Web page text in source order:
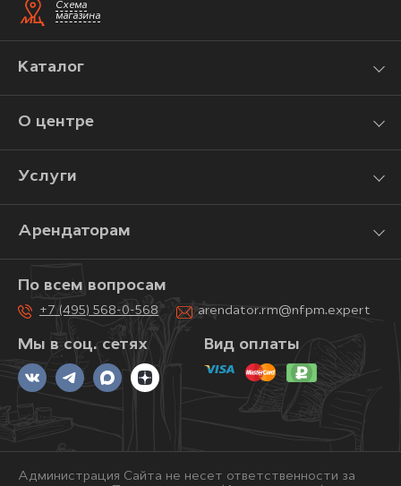
Схема
магазина
Каталог
О центре
Услуги
Арендаторам
Мы в соц. сетях
По всем вопросам
+7 (495) 568-0-568 arendator.rm@nfpm.expert
Вид оплаты
Администрация Сайта не несет ответственности за